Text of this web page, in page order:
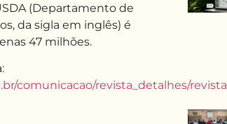
(Departamento de
da sigla em inglês) é
47 milhões.
comunicacao/revista_detalhes/